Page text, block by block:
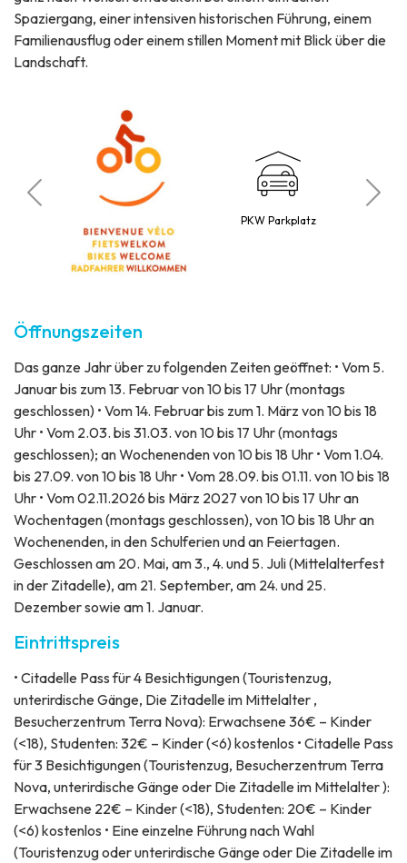
Spaziergang, einer intensiven historischen Führung, einem
Familienausflug oder einem stillen Moment mit Blick über die
Landschaft.
PKW Parkplatz
Öffnungszeiten
Das ganze Jahr über zu folgenden Zeiten geöffnet: • Vom 5.
Januar bis zum 13. Februar von 10 bis 17 Uhr (montags
geschlossen) • Vom 14. Februar bis zum 1. März von 10 bis 18
Uhr • Vom 2.03. bis 31.03. von 10 bis 17 Uhr (montags
geschlossen); an Wochenenden von 10 bis 18 Uhr • Vom 1.04.
bis 27.09. von 10 bis 18 Uhr • Vom 28.09. bis 01.11. von 10 bis 18
Uhr • Vom 02.11.2026 bis März 2027 von 10 bis 17 Uhr an
Wochentagen (montags geschlossen), von 10 bis 18 Uhr an
Wochenenden, in den Schulferien und an Feiertagen.
Geschlossen am 20. Mai, am 3., 4. und 5. Juli (Mittelalterfest
in der Zitadelle), am 21. September, am 24. und 25.
Dezember sowie am 1. Januar.
Eintrittspreis
• Citadelle Pass für 4 Besichtigungen (Touristenzug,
unterirdische Gänge, Die Zitadelle im Mittelalter ,
Besucherzentrum Terra Nova): Erwachsene 36€ – Kinder
(<18), Studenten: 32€ – Kinder (<6) kostenlos • Citadelle Pass
für 3 Besichtigungen (Touristenzug, Besucherzentrum Terra
Nova, unterirdische Gänge oder Die Zitadelle im Mittelalter ):
Erwachsene 22€ – Kinder (<18), Studenten: 20€ – Kinder
(<6) kostenlos • Eine einzelne Führung nach Wahl
(Touristenzug oder unterirdische Gänge oder Die Zitadelle im